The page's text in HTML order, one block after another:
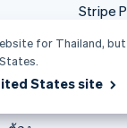
บบ
ะข้อ
Stripe
ติดต่อฝ่
for Thailand,
States site